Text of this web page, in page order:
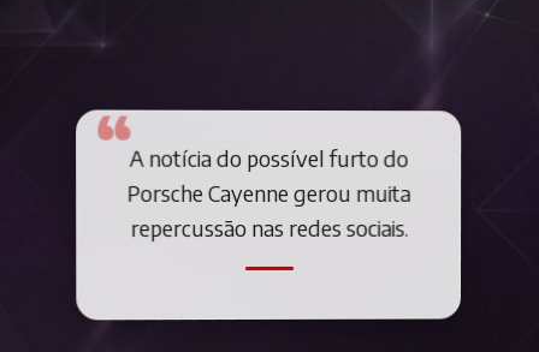
A notícia do possível furto do
Porsche Cayenne gerou muita
repercussão nas redes sociais.